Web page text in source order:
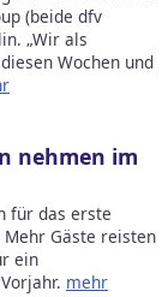
(beide dfv
„Wir als
Wochen und
nehmen im
für das erste
Gäste reisten
ein
mehr